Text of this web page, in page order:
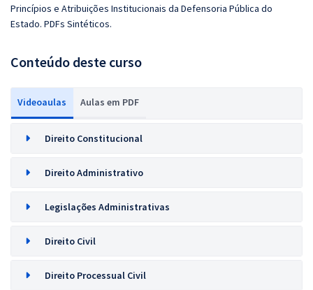
Princípios e Atribuições Institucionais da Defensoria Pública do
Estado. PDFs Sintéticos.
Conteúdo deste curso
Videoaulas Aulas em PDF
Direito Constitucional
Direito Administrativo
Legislações Administrativas
Direito Civil
Direito Processual Civil